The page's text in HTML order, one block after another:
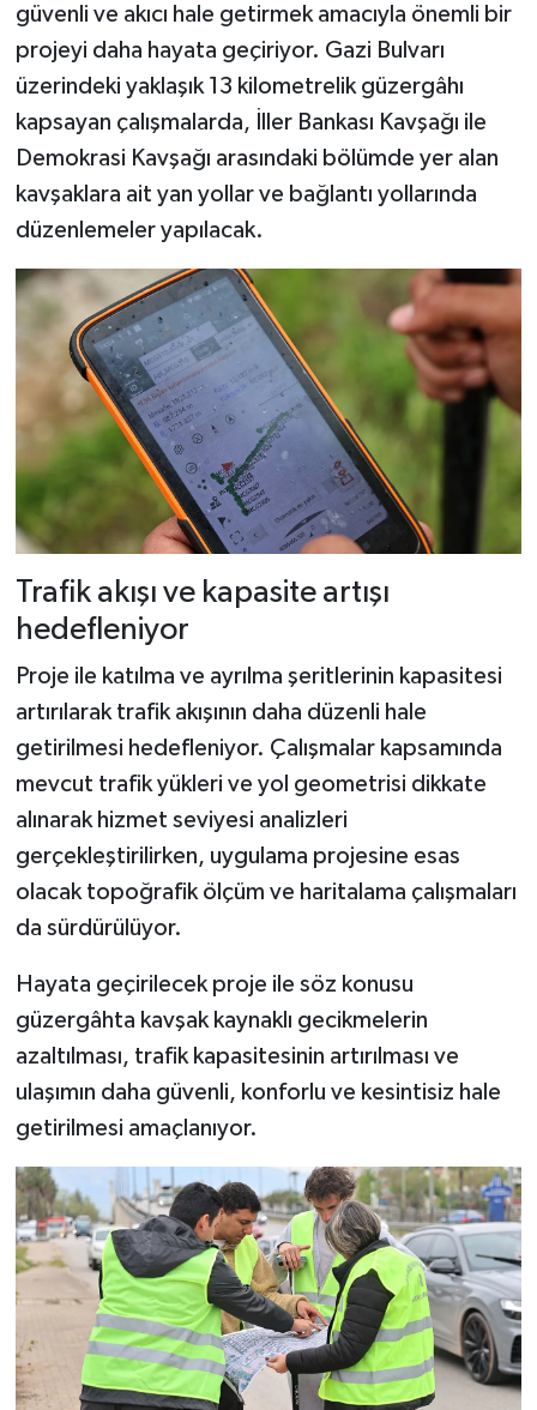
güvenli ve akıcı hale getirmek amacıyla önemli bir
projeyi daha hayata geçiriyor. Gazi Bulvarı
üzerindeki yaklaşık 13 kilometrelik güzergâhı
kapsayan çalışmalarda, İller Bankası Kavşağı ile
Demokrasi Kavşağı arasındaki bölümde yer alan
kavşaklara ait yan yollar ve bağlantı yollarında
düzenlemeler yapılacak.
Trafik akışı ve kapasite artışı
hedefleniyor
Proje ile katılma ve ayrılma şeritlerinin kapasitesi
artırılarak trafik akışının daha düzenli hale
getirilmesi hedefleniyor. Çalışmalar kapsamında
mevcut trafik yükleri ve yol geometrisi dikkate
alınarak hizmet seviyesi analizleri
gerçekleştirilirken, uygulama projesine esas
olacak topoğrafik ölçüm ve haritalama çalışmaları
da sürdürülüyor.
Hayata geçirilecek proje ile söz konusu
güzergâhta kavşak kaynaklı gecikmelerin
azaltılması, trafik kapasitesinin artırılması ve
ulaşımın daha güvenli, konforlu ve kesintisiz hale
getirilmesi amaçlanıyor.